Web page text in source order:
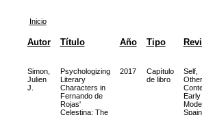
Inicio
Autor Título Año Tipo
Simon,
Julien
J.
Psychologizing
Literary
Characters in
Fernando de
Rojas'
Celestina: The
2017
Capítulo
de libro
Self,
Early